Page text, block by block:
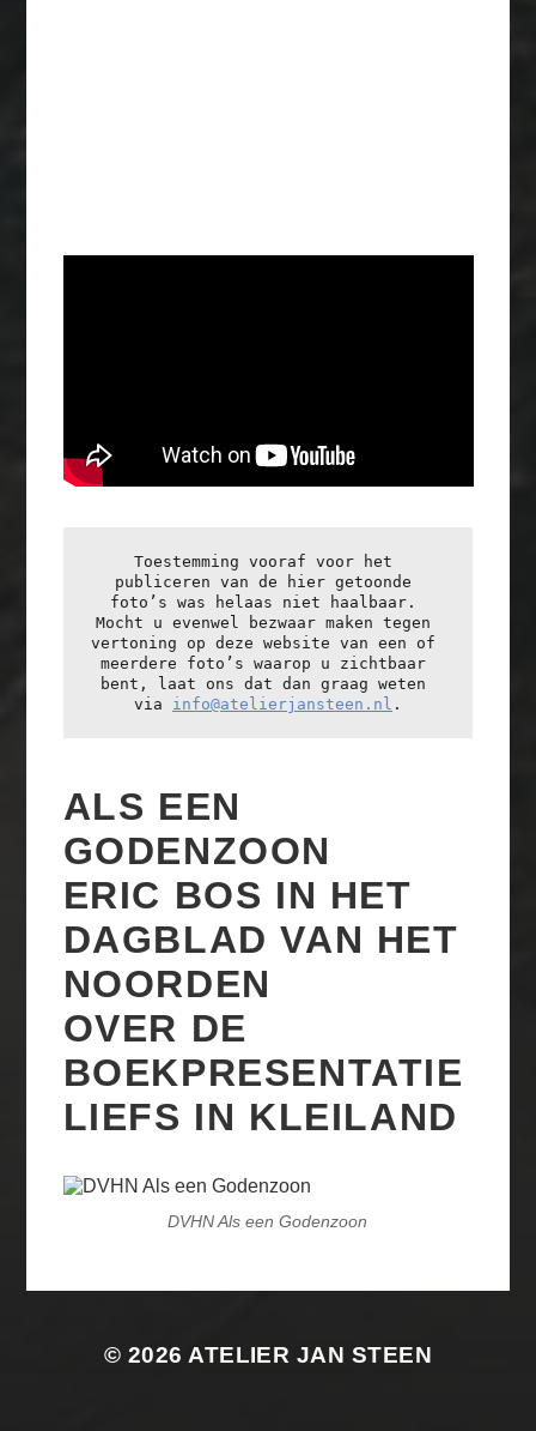
Toestemming vooraf voor het
publiceren van de hier getoonde
foto’s was helaas niet haalbaar.
Mocht u evenwel bezwaar maken tegen
vertoning op deze website van een of
meerdere foto’s waarop u zichtbaar
bent, laat ons dat dan graag weten
via info@atelierjansteen.nl .
ALS EEN
GODENZOON
ERIC BOS IN HET
DAGBLAD VAN HET
NOORDEN
OVER DE
BOEKPRESENTATIE
LIEFS IN KLEILAND
DVHN Als een Godenzoon
© 2026 ATELIER JAN STEEN